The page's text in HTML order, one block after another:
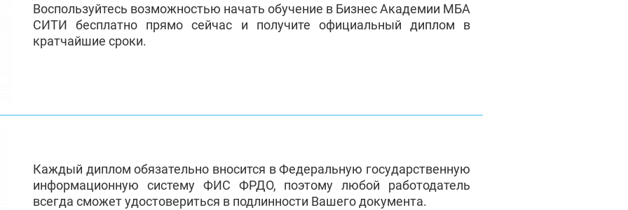
Воспользуйтесь возможностью начать обучение в Бизнес Академии МБА
СИТИ бесплатно прямо сейчас и получите официальный диплом в
кратчайшие сроки.
Каждый диплом обязательно вносится в Федеральную государственную
информационную систему ФИС ФРДО, поэтому любой работодатель
всегда сможет удостовериться в подлинности Вашего документа.